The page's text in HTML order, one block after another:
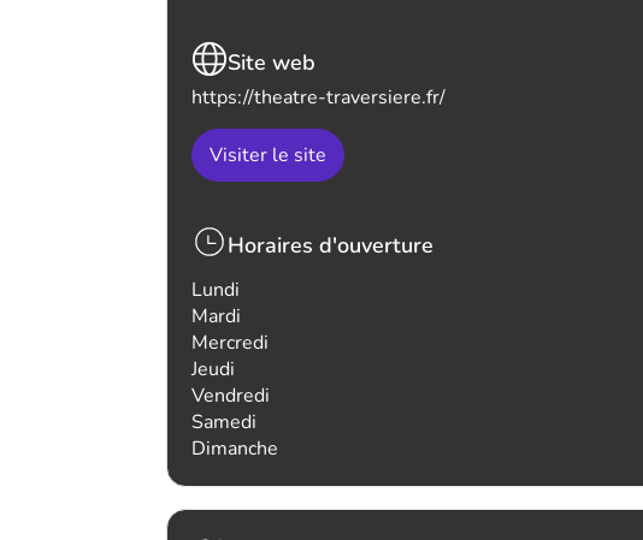
Site web
https://theatre-traversiere.fr/
Visiter le site
Horaires d'ouverture
Lundi
Mardi
Mercredi
Jeudi
Vendredi
Samedi
Dimanche